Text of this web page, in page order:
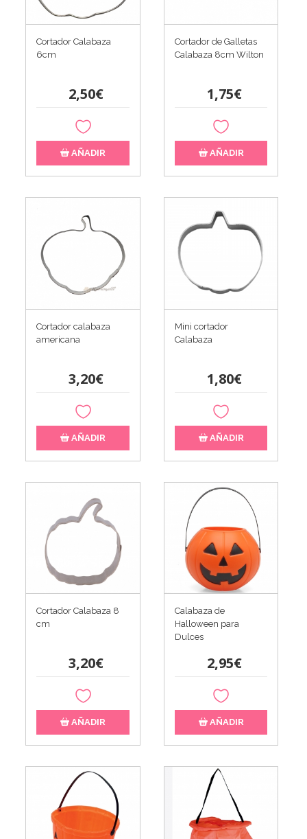
Cortador Calabaza
6cm
2,50€
AÑADIR
Cortador de Galletas
Calabaza 8cm Wilton
1,75€
AÑADIR
Cortador calabaza
americana
3,20€
AÑADIR
Mini cortador
Calabaza
1,80€
AÑADIR
Cortador Calabaza 8
cm
3,20€
AÑADIR
Calabaza de
Halloween para
Dulces
2,95€
AÑADIR